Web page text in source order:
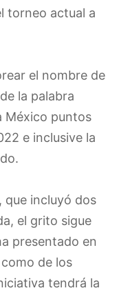
torneo actual a
el nombre de
la palabra
México puntos
e inclusive la
que incluyó dos
el grito sigue
presentado en
de los
tendrá la